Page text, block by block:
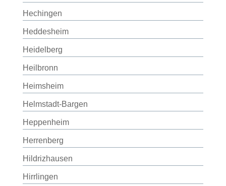
Hechingen
Heddesheim
Heidelberg
Heilbronn
Heimsheim
Helmstadt-Bargen
Heppenheim
Herrenberg
Hildrizhausen
Hirrlingen